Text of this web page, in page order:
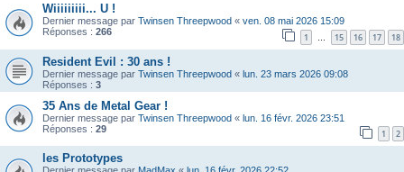
Wiiiiiiiii... U !
Dernier message par Twinsen Threepwood « ven. 08 mai 2026 15:09
Réponses : 266 1 … 15 16 17 18
Resident Evil : 30 ans !
Dernier message par Twinsen Threepwood « lun. 23 mars 2026 09:08
Réponses : 3
35 Ans de Metal Gear !
Dernier message par Twinsen Threepwood « lun. 16 févr. 2026 23:51
Réponses : 29 1 2
les Prototypes